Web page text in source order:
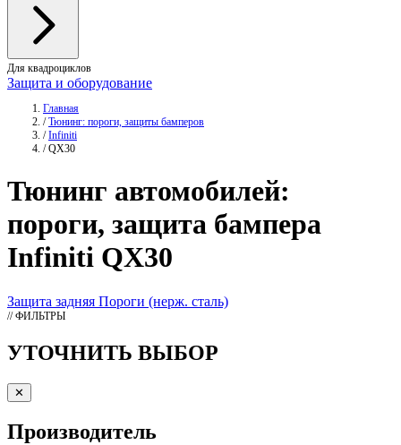
Для квадроциклов
Защита и оборудование
Главная
/ Тюнинг: пороги, защиты бамперов
/ Infiniti
/ QX30
Тюнинг автомобилей:
пороги, защита бампера
Infiniti QX30
Защита задняя Пороги (нерж. сталь)
// ФИЛЬТРЫ
УТОЧНИТЬ ВЫБОР
✕
Производитель